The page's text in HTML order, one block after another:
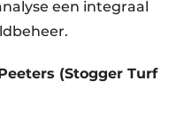
een integraal
(Stogger Turf